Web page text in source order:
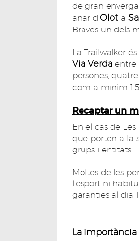
de gran
anar d'Olot a
Braves un dels
La Trailwalker
Via Verda entre
persones,
com a mínim
Recaptar un
En el cas de
que porten a la
grups i entitats.
Moltes de les
l'esport ni
garanties al dia
La